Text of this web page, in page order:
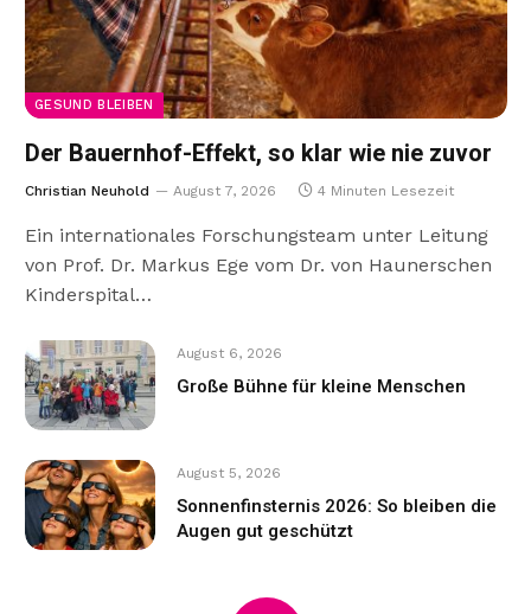
GESUND BLEIBEN
Der Bauernhof-Effekt, so klar wie nie zuvor
Christian Neuhold August 7, 2026 4 Minuten Lesezeit
Ein internationales Forschungsteam unter Leitung
von Prof. Dr. Markus Ege vom Dr. von Haunerschen
Kinderspital…
August 6, 2026
Große Bühne für kleine Menschen
August 5, 2026
Sonnenfinsternis 2026: So bleiben die
Augen gut geschützt